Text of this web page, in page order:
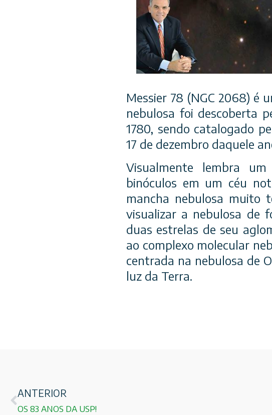
Messier 78 (NGC 2068) é
nebulosa foi descoberta
1780, sendo catalogado
17 de dezembro daquele
Visualmente lembra
binóculos em um céu
mancha nebulosa muito
visualizar a nebulosa de
duas estrelas de seu
ao complexo molecular
centrada na nebulosa de
luz da Terra.
ANTERIOR
OS 83 ANOS DA USP!